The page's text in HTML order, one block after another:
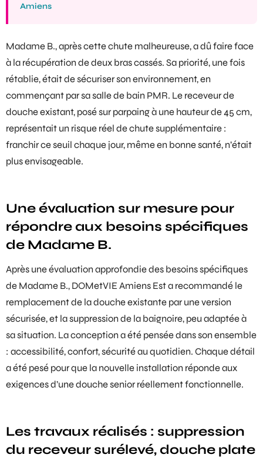
Amiens
Madame B., après cette chute malheureuse, a dû faire face
à la récupération de deux bras cassés. Sa priorité, une fois
rétablie, était de sécuriser son environnement, en
commençant par sasalle de bain PMR. Le receveur de
douche existant, posé sur parpaing à une hauteur de 45 cm,
représentait un risque réel de chute supplémentaire :
franchir ce seuil chaque jour, même en bonne santé, n’était
plus envisageable.
Une évaluation sur mesure pour
répondre aux besoins spécifiques
de Madame B.
Après une évaluation approfondie des besoins spécifiques
de Madame B., DOMetVIE Amiens Est a recommandé le
remplacement de la douche existante par une version
sécurisée, et la suppression de la baignoire, peu adaptée à
sa situation. La conception a été pensée dans son ensemble
: accessibilité, confort, sécurité au quotidien. Chaque détail
a été pesé pour que la nouvelle installation réponde aux
exigences d’unedouche senior réellement fonctionnelle.
Les travaux réalisés : suppression
du receveur surélevé, douche plate